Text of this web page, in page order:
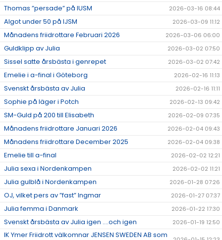
Thomas ”persade” på IUSM 2026-03-16 08:44
Algot under 50 på IJSM 2026-03-09 11:12
Månadens friidrottare Februari 2026 2026-03-06 06:00
Guldklipp av Julia 2026-03-02 07:50
Sissel satte årsbästa i genrepet 2026-03-02 07:42
Emelie i a-final i Göteborg 2026-02-16 11:13
Svenskt årsbästa av Julia 2026-02-16 11:11
Sophie på läger i Potch 2026-02-13 09:42
SM-Guld på 200 till Elisabeth 2026-02-09 07:35
Månadens friidrottare Januari 2026 2026-02-04 09:43
Månadens friidrottare December 2025 2026-02-04 09:38
Emelie till a-final 2026-02-02 12:21
Julia sexa i Nordenkampen 2026-02-02 11:21
Julia gulblå i Nordenkampen 2026-01-28 07:26
OJ, vilket pers av ”fast” Ingmar 2026-01-27 07:37
Julia femma i Danmark 2026-01-22 17:30
Svenskt årsbästa av Julia igen ….och igen 2026-01-19 12:50
IK Ymer Friidrott välkomnar JENSEN SWEDEN AB som